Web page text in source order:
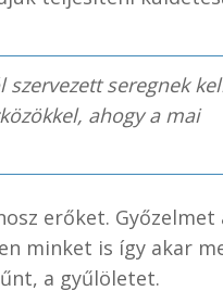
seregnek
ahogy a mai
erőket.
minket is így akar
a gyűlöletet.